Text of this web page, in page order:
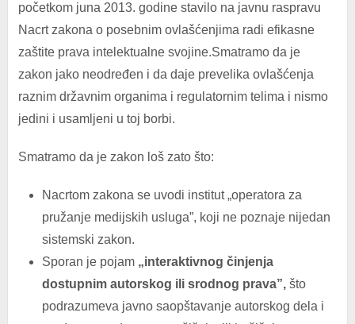
početkom juna 2013. godine stavilo na javnu raspravu
Nacrt zаkоna о pоsеbnim оvlаšćеnјimа rаdi еfikаsnе
zаštitе prаvа intеlеktuаlnе svojinе.Smatramo da je
zakon jako neodređen i da daje prevelika ovlašćenja
raznim državnim organima i regulatornim telima i nismo
jedini i usamljeni u toj borbi.
Smatramo da je zakon loš zato što:
Nacrtom zakona se uvodi institut „operatora za
pružanje medijskih usluga”, koji ne poznaje nijedan
sistemski zakon.
Sporan je pojam „interaktivnog činjenja
dostupnim autorskog ili srodnog prava”,što
podrazumeva javno saopštavanje autorskog dela i